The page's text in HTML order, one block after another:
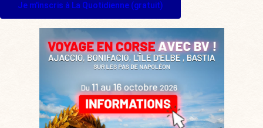
Je m'inscris à La Quotidienne (gratuit)